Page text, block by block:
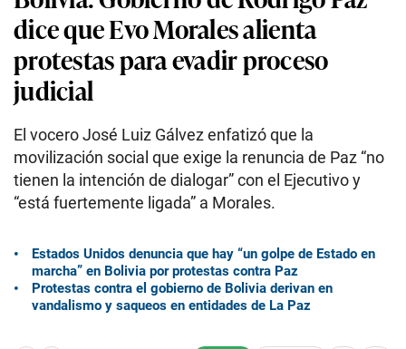
dice que Evo Morales alienta
protestas para evadir proceso
judicial
El vocero José Luiz Gálvez enfatizó que la
movilización social que exige la renuncia de Paz “no
tienen la intención de dialogar” con el Ejecutivo y
“está fuertemente ligada” a Morales.
Estados Unidos denuncia que hay “un golpe de Estado en
marcha” en Bolivia por protestas contra Paz
Protestas contra el gobierno de Bolivia derivan en
vandalismo y saqueos en entidades de La Paz